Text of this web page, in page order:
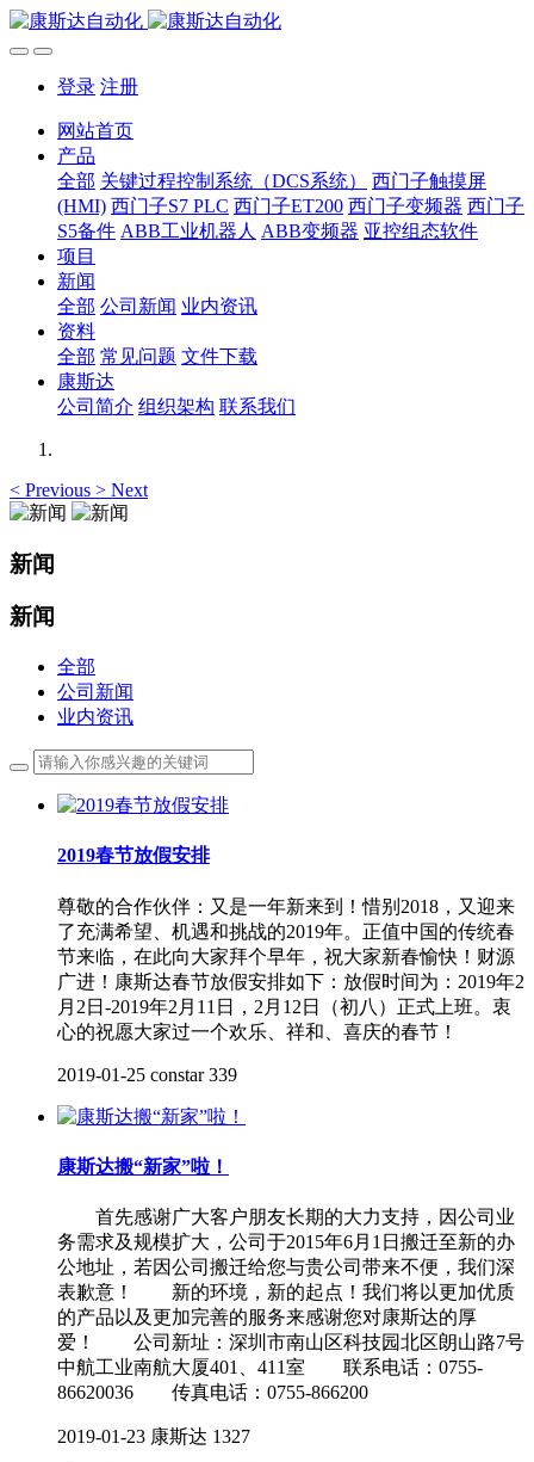
登录 注册
网站首页
产品
全部 关键过程控制系统（DCS系统）
西门子触摸屏
(HMI) 西门子S7 PLC 西门子ET200 西门子变频器 西门子
S5备件 ABB工业机器人 ABB变频器 亚控组态软件
项目
新闻
全部 公司新闻 业内资讯
资料
全部 常见问题 文件下载
康斯达
公司简介 组织架构 联系我们
< Previous > Next
新闻
新闻
全部
公司新闻
业内资讯
2019春节放假安排
尊敬的合作伙伴：又是一年新来到！惜别2018，又迎来
了充满希望、机遇和挑战的2019年。正值中国的传统春
节来临，在此向大家拜个早年，祝大家新春愉快！财源
广进！康斯达春节放假安排如下：放假时间为：2019年2
月2日-2019年2月11日，2月12日（初八）正式上班。衷
心的祝愿大家过一个欢乐、祥和、喜庆的春节！
2019-01-25 constar 339
康斯达搬“新家”啦！
首先感谢广大客户朋友长期的大力支持，因公司业
务需求及规模扩大，公司于2015年6月1日搬迁至新的办
公地址，若因公司搬迁给您与贵公司带来不便，我们深
表歉意！ 新的环境，新的起点！我们将以更加优质
的产品以及更加完善的服务来感谢您对康斯达的厚
爱！ 公司新址：深圳市南山区科技园北区朗山路7号
中航工业南航大厦401、411室 联系电话：0755-
86620036 传真电话：0755-866200
2019-01-23 康斯达 1327